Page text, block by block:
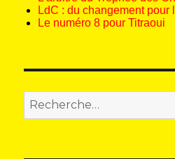
LdC : du changement pour
Le numéro 8 pour Titraoui
pour
: